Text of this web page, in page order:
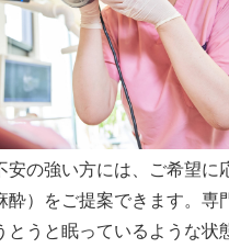
安の強い方には、ご希望に
酔）をご提案できます。専
とうと眠っているような状